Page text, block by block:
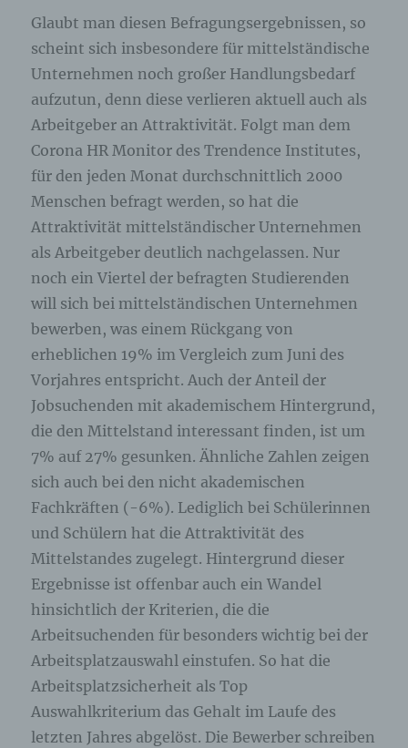
Glaubt man diesen Befragungsergebnissen, so
scheint sich insbesondere für mittelständische
Unternehmen noch großer Handlungsbedarf
aufzutun, denn diese verlieren aktuell auch als
Arbeitgeber an Attraktivität. Folgt man dem
Corona HR Monitor des Trendence Institutes,
für den jeden Monat durchschnittlich 2000
Menschen befragt werden, so hat die
Attraktivität mittelständischer Unternehmen
als Arbeitgeber deutlich nachgelassen. Nur
noch ein Viertel der befragten Studierenden
will sich bei mittelständischen Unternehmen
bewerben, was einem Rückgang von
erheblichen 19% im Vergleich zum Juni des
Vorjahres entspricht. Auch der Anteil der
Jobsuchenden mit akademischem Hintergrund,
die den Mittelstand interessant finden, ist um
7% auf 27% gesunken. Ähnliche Zahlen zeigen
sich auch bei den nicht akademischen
Fachkräften (-6%). Lediglich bei Schülerinnen
und Schülern hat die Attraktivität des
Mittelstandes zugelegt. Hintergrund dieser
Ergebnisse ist offenbar auch ein Wandel
hinsichtlich der Kriterien, die die
Arbeitsuchenden für besonders wichtig bei der
Arbeitsplatzauswahl einstufen. So hat die
Arbeitsplatzsicherheit als Top
Auswahlkriterium das Gehalt im Laufe des
letzten Jahres abgelöst. Die Bewerber schreiben